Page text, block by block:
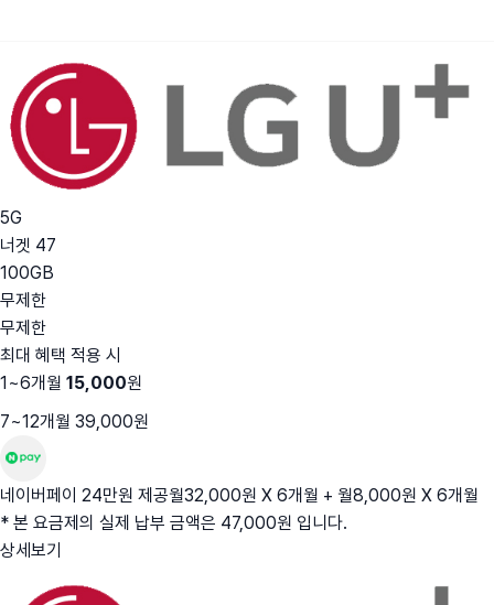
5G
너겟 47
100GB
무제한
무제한
최대 혜택 적용 시
1~6개월 15,000원
7~12개월 39,000원
네이버페이 24만원 제공월32,000원 X 6개월 + 월8,000원 X 6개월
* 본 요금제의 실제 납부 금액은 47,000원 입니다.
상세보기